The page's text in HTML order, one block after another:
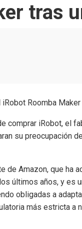
tras
comprar iRobot, el
su preocupación
de Amazon, que ha
últimos años, y es
obligadas a
más estricta a